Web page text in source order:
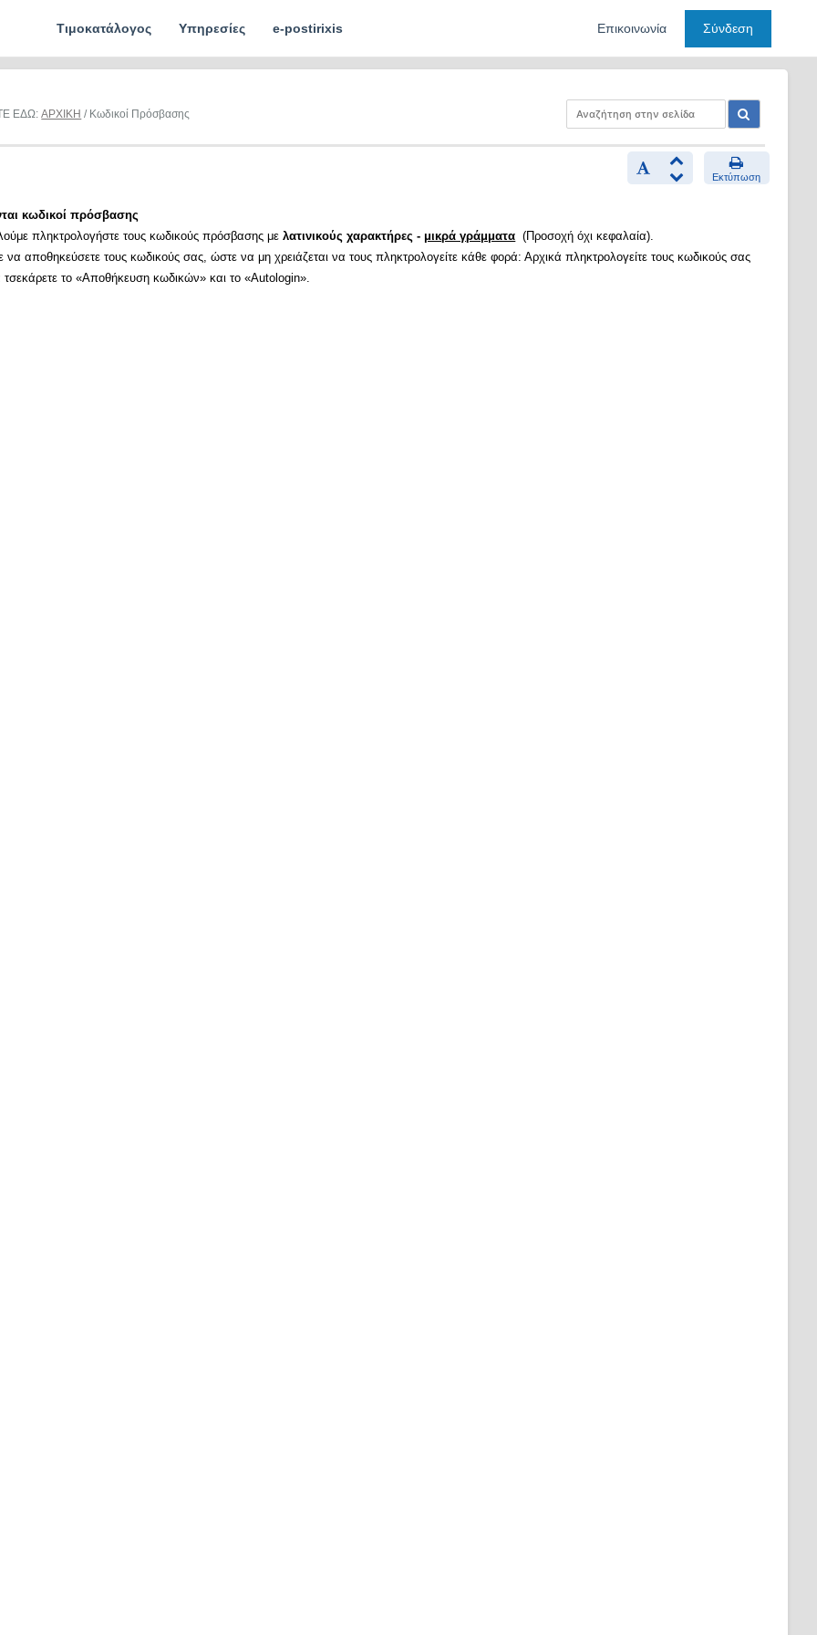
Τιμοκατάλογος Υπηρεσίες e-postirixis Επικοινωνία Σύνδεση
ΕΔΩ:ΑΡΧΙΚΗ / Κωδικοί Πρόσβασης
Εκτύπωση
κωδικοί πρόσβασης
πληκτρολογήστε τους κωδικούς πρόσβασης μελατινικούς χαρακτήρες - μικρά γράμματα (Προσοχή όχι κεφαλαία).
να αποθηκεύσετε τους κωδικούς σας, ώστε να μη χρειάζεται να τους πληκτρολογείτε κάθε φορά: Αρχικά πληκτρολογείτε τους κωδικούς σας
τσεκάρετε το «Αποθήκευση κωδικών» και το «Autologin».